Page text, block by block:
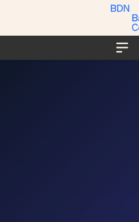
Menu